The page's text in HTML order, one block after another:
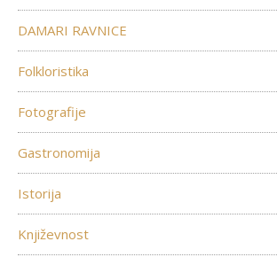
DAMARI RAVNICE
Folkloristika
Fotografije
Gastronomija
Istorija
Književnost